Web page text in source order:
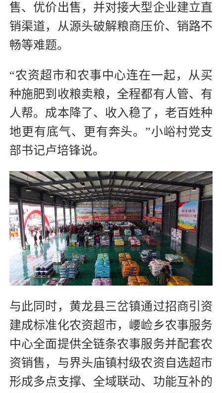
售、优价出售，并对接大型企业建立直
销渠道，从源头破解粮商压价、销路不
畅等难题。
“农资超市和农事中心连在一起，从买
种施肥到收粮卖粮，全程都有人管、有
人帮。成本降了、收入稳了，老百姓种
地更有底气、更有奔头。”小峪村党支
部书记卢培锋说。
与此同时，黄龙县三岔镇通过招商引资
建成标准化农资超市，崾崄乡农事服务
中心全面提供全链条农事服务并配套农
资销售，与界头庙镇村级农资自选超市
形成多点支撑、全域联动、功能互补的